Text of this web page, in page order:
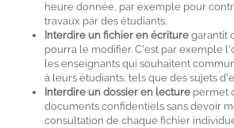
heure donnée, par exemple pour
travaux par des étudiants.
Interdire un fichier en écriture garantit
pourra le modifier. C'est par exemple
les enseignants qui souhaitent
à leurs étudiants, tels que des sujets
Interdire un dossier en lecture permet
documents confidentiels sans devoir
consultation de chaque fichier